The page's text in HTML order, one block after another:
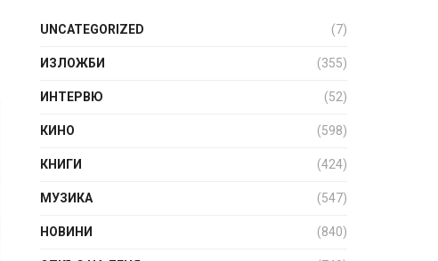
UNCATEGORIZED (7)
ИЗЛОЖБИ (355)
ИНТЕРВЮ (52)
КИНО (598)
КНИГИ (424)
МУЗИКА (547)
НОВИНИ (840)